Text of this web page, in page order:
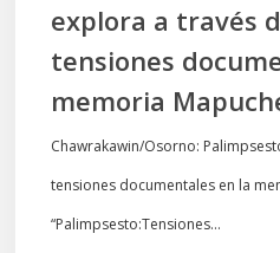
memoria
Mapuche
explora a través
tensiones
memoria
Chawrakawin/Osorno:
tensiones documentales en la
“Palimpsesto:Tensiones…